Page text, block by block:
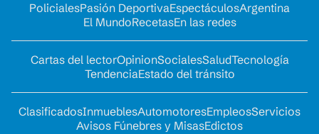
PolicialesPasión DeportivaEspectáculosArgentina
El MundoRecetasEn las redes
Cartas del lectorOpinionSocialesSaludTecnología
TendenciaEstado del tránsito
ClasificadosInmueblesAutomotoresEmpleosServicios
Avisos Fúnebres y MisasEdictos